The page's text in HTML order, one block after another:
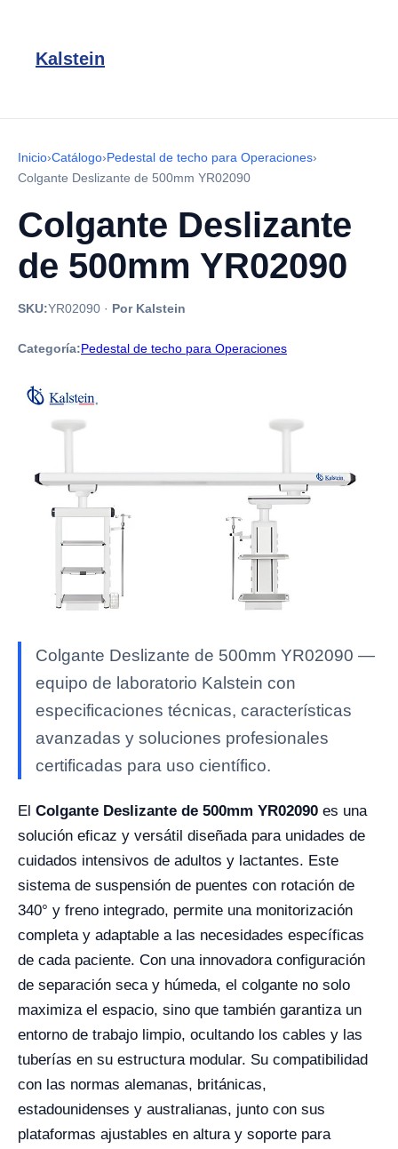
Kalstein
Inicio›Catálogo›Pedestal de techo para Operaciones›
Colgante Deslizante de 500mm YR02090
Colgante Deslizante
de 500mm YR02090
SKU:YR02090 · Por Kalstein
Categoría:Pedestal de techo para Operaciones
Colgante Deslizante de 500mm YR02090 —
equipo de laboratorio Kalstein con
especificaciones técnicas, características
avanzadas y soluciones profesionales
certificadas para uso científico.
El Colgante Deslizante de 500mm YR02090 es una
solución eficaz y versátil diseñada para unidades de
cuidados intensivos de adultos y lactantes. Este
sistema de suspensión de puentes con rotación de
340° y freno integrado, permite una monitorización
completa y adaptable a las necesidades específicas
de cada paciente. Con una innovadora configuración
de separación seca y húmeda, el colgante no solo
maximiza el espacio, sino que también garantiza un
entorno de trabajo limpio, ocultando los cables y las
tuberías en su estructura modular. Su compatibilidad
con las normas alemanas, británicas,
estadounidenses y australianas, junto con sus
plataformas ajustables en altura y soporte para